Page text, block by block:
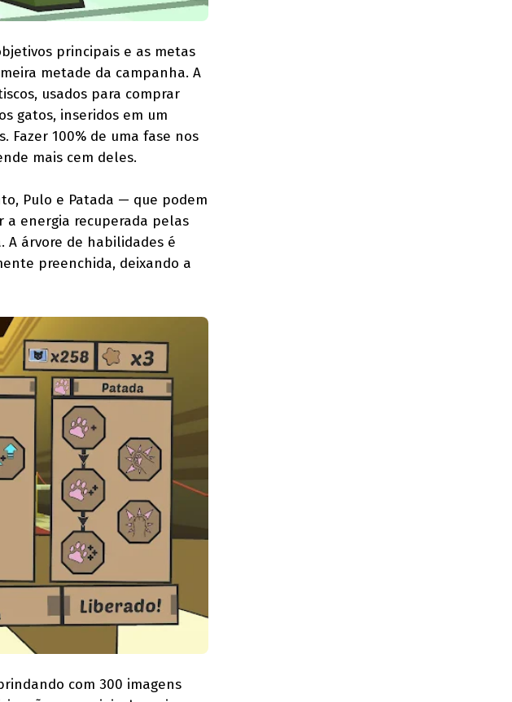
principais e as metas
metade da campanha. A
usados para comprar
gatos, inseridos em um
100% de uma fase nos
mais cem deles.
Pulo e Patada — que podem
a energia recuperada pelas
A árvore de habilidades é
preenchida, deixando a
com 300 imagens